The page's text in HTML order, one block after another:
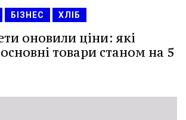
БІЗНЕС ХЛІБ
оновили ціни: які
товари станом на 5